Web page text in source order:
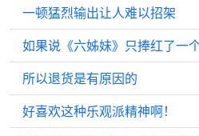
一顿猛烈输出让人难以招架
所以退货是有原因的
好喜欢这种乐观派精神啊！